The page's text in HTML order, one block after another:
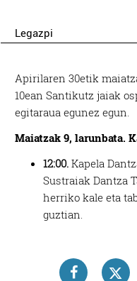
Legazpi
Apirilaren 30etik
10ean Santikutz jaiak
egitaraua egunez egun.
Maiatzak 9, larunbata.
12:00. Kapela
Sustraiak Dantza
herriko kale eta
guztian.